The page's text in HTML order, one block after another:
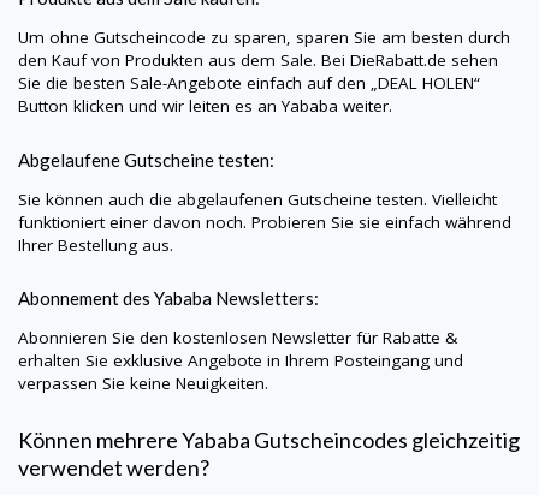
Um ohne Gutscheincode zu sparen, sparen Sie am besten durch
den Kauf von Produkten aus dem Sale. Bei DieRabatt.de sehen
Sie die besten Sale-Angebote einfach auf den „DEAL HOLEN“
Button klicken und wir leiten es an Yababa weiter.
Abgelaufene Gutscheine testen:
Sie können auch die abgelaufenen Gutscheine testen. Vielleicht
funktioniert einer davon noch. Probieren Sie sie einfach während
Ihrer Bestellung aus.
Abonnement des Yababa Newsletters:
Abonnieren Sie den kostenlosen Newsletter für Rabatte &
erhalten Sie exklusive Angebote in Ihrem Posteingang und
verpassen Sie keine Neuigkeiten.
Können mehrere Yababa Gutscheincodes gleichzeitig
verwendet werden?